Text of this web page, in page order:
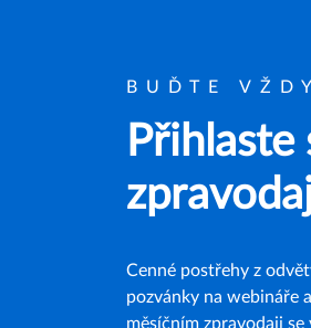
BUĎTE
Cenné postřehy z
pozvánky na webináře
měsíčním zpravodaji se